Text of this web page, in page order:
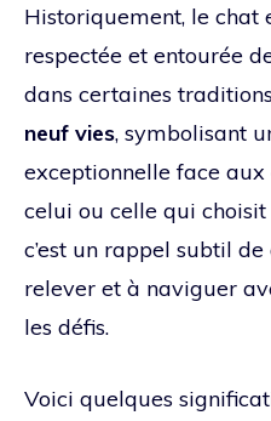
Historiquement, le chat
respectée et entourée
dans certaines
neuf vies, symbolisant
exceptionnelle face
celui ou celle qui
c’est un rappel subtil
relever et à naviguer
les défis.
Voici quelques